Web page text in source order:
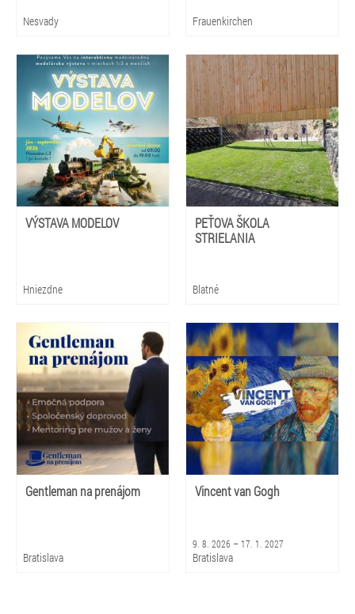
Nesvady Frauenkirchen
VÝSTAVA MODELOV
Hniezdne
PEŤOVA ŠKOLA
STRIELANIA
Blatné
Gentleman na prenájom
Bratislava
Vincent van Gogh
9. 8. 2026 – 17. 1. 2027
Bratislava